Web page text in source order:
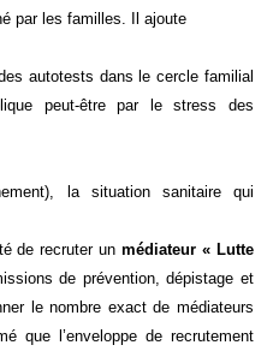
par les familles. Il ajoute
autotests dans le cercle familial
peut-être par le stress des
la situation sanitaire qui
de recruter unmédiateur « Lutte
de prévention, dépistage et
le nombre exact de médiateurs
que l’enveloppe de recrutement